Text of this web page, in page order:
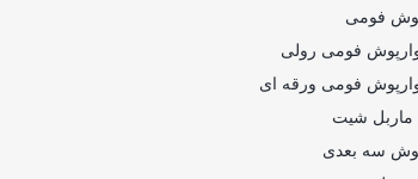
فومی
فومی رولی
فومی ورقه ای
ماربل شیت
سه بعدی